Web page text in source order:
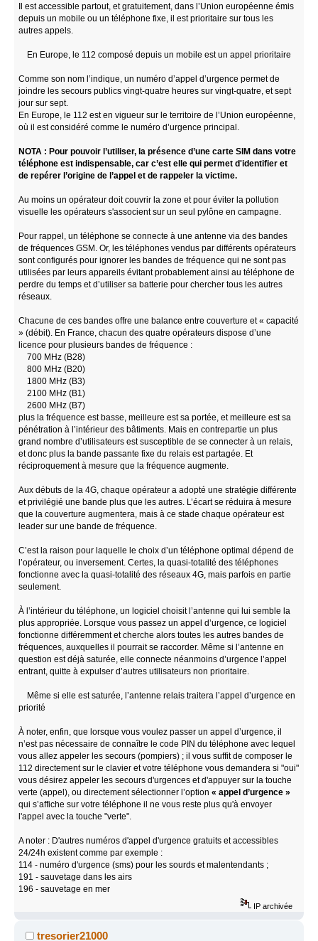
Il est accessible partout, et gratuitement, dans l’Union européenne émis
depuis un mobile ou un téléphone fixe, il est prioritaire sur tous les
autres appels.
En Europe, le 112 composé depuis un mobile est un appel prioritaire
Comme son nom l’indique, un numéro d’appel d’urgence permet de
joindre les secours publics vingt-quatre heures sur vingt-quatre, et sept
jour sur sept.
En Europe, le 112 est en vigueur sur le territoire de l’Union européenne,
où il est considéré comme le numéro d’urgence principal.
NOTA : Pour pouvoir l’utiliser, la présence d’une carte SIM dans votre
téléphone est indispensable, car c’est elle qui permet d'identifier et
de repérer l’origine de l’appel et de rappeler la victime.
Au moins un opérateur doit couvrir la zone et pour éviter la pollution
visuelle les opérateurs s'associent sur un seul pylône en campagne.
Pour rappel, un téléphone se connecte à une antenne via des bandes
de fréquences GSM. Or, les téléphones vendus par différents opérateurs
sont configurés pour ignorer les bandes de fréquence qui ne sont pas
utilisées par leurs appareils évitant probablement ainsi au téléphone de
perdre du temps et d’utiliser sa batterie pour chercher tous les autres
réseaux.
Chacune de ces bandes offre une balance entre couverture et « capacité
» (débit). En France, chacun des quatre opérateurs dispose d’une
licence pour plusieurs bandes de fréquence :
700 MHz (B28)
800 MHz (B20)
1800 MHz (B3)
2100 MHz (B1)
2600 MHz (B7)
plus la fréquence est basse, meilleure est sa portée, et meilleure est sa
pénétration à l’intérieur des bâtiments. Mais en contrepartie un plus
grand nombre d’utilisateurs est susceptible de se connecter à un relais,
et donc plus la bande passante fixe du relais est partagée. Et
réciproquement à mesure que la fréquence augmente.
Aux débuts de la 4G, chaque opérateur a adopté une stratégie différente
et privilégié une bande plus que les autres. L’écart se réduira à mesure
que la couverture augmentera, mais à ce stade chaque opérateur est
leader sur une bande de fréquence.
C’est la raison pour laquelle le choix d’un téléphone optimal dépend de
l’opérateur, ou inversement. Certes, la quasi-totalité des téléphones
fonctionne avec la quasi-totalité des réseaux 4G, mais parfois en partie
seulement.
À l’intérieur du téléphone, un logiciel choisit l’antenne qui lui semble la
plus appropriée. Lorsque vous passez un appel d’urgence, ce logiciel
fonctionne différemment et cherche alors toutes les autres bandes de
fréquences, auxquelles il pourrait se raccorder. Même si l’antenne en
question est déjà saturée, elle connecte néanmoins d’urgence l’appel
entrant, quitte à expulser d’autres utilisateurs non prioritaire.
Même si elle est saturée, l’antenne relais traitera l’appel d’urgence en
priorité
À noter, enfin, que lorsque vous voulez passer un appel d’urgence, il
n’est pas nécessaire de connaître le code PIN du téléphone avec lequel
vous allez appeler les secours (pompiers) ; il vous suffit de composer le
112 directement sur le clavier et votre téléphone vous demandera si "oui"
vous désirez appeler les secours d'urgences et d'appuyer sur la touche
verte (appel), ou directement sélectionner l’option« appel d’urgence »
qui s’affiche sur votre téléphone il ne vous reste plus qu'à envoyer
l'appel avec la touche "verte".
A noter : D'autres numéros d'appel d'urgence gratuits et accessibles
24/24h existent comme par exemple :
114 - numéro d'urgence (sms) pour les sourds et malentendants ;
191 - sauvetage dans les airs
196 - sauvetage en mer
IP archivée
tresorier21000